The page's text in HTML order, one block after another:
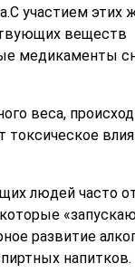
участием этих
веществ
медикаменты
веса,
токсическое
людей часто
развитие
напитков.